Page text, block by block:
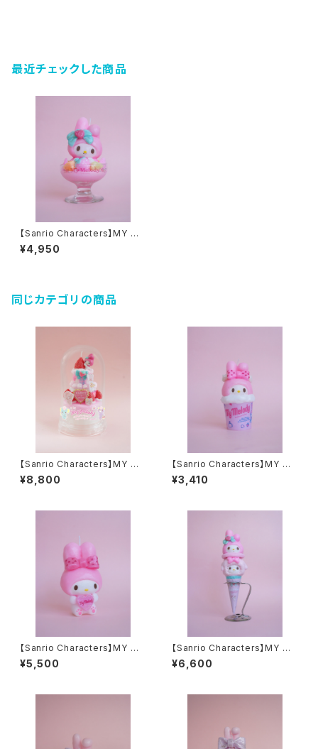
最近チェックした商品
【Sanrio Characters】MY ME
LODY Sundae candle
¥4,950
同じカテゴリの商品
【Sanrio Characters】MY ME
LODY Dome Candle
¥8,800
【Sanrio Characters】MY ME
LODY Cup Candle
¥3,410
【Sanrio Characters】MY ME
LODY Big candle
¥5,500
【Sanrio Characters】MY ME
LODY＆PIANO Ice stand ca
ndle マイメロディ＆ピアノちゃ
¥6,600